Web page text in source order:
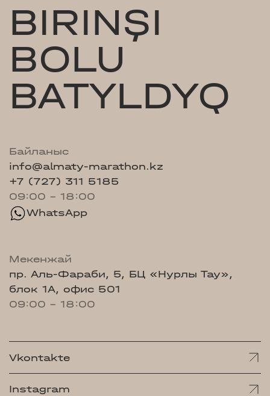
BIRINŞI
BOLU
BATYLDYQ
Байланыс
info@almaty-marathon.kz
+7 (727) 311 5185
09:00 - 18:00
WhatsApp
Мекенжай
пр. Аль-Фараби, 5, БЦ «Нурлы Тау»,
блок 1А, офис 501
09:00 - 18:00
Vkontakte
Instagram